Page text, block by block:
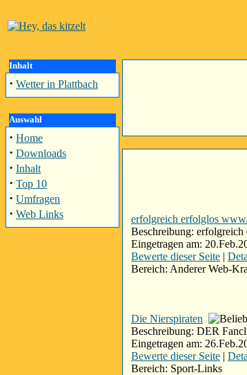
Inhalt
· Wetter in Plattbach
Auswahl
· Home
· Downloads
· Inhalt
· Top 10
· Umfragen
· Web Links
erfolgreich erfolglos
Beschreibung:
Eingetragen am:
Bewerte dieser Seite |
Bereich: Anderer Web-
Die Nierspiraten
Beschreibung: DER
Eingetragen am:
Bewerte dieser Seite |
Bereich: Sport-Links